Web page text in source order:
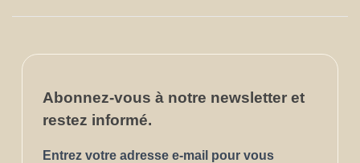
Abonnez-vous à notre newsletter et
restez informé.
Entrez votre adresse e-mail pour vous